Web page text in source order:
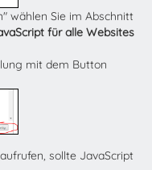
wählen Sie im Abschnitt
für alle Websites
mit dem Button
aufrufen, sollte JavaScript